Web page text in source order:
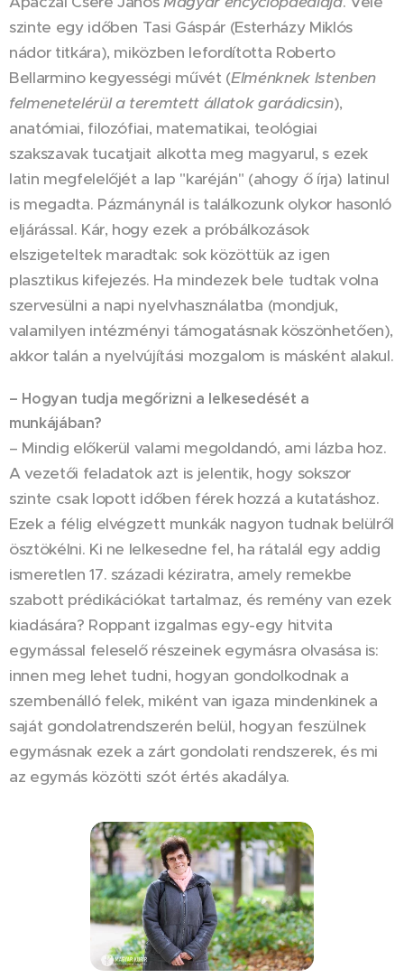
szinte egy időben Tasi Gáspár (Esterházy Miklós
nádor titkára), miközben lefordította Roberto
Bellarmino kegyességi művét (Elménknek Istenben
felmenetelérül a teremtett állatok garádicsin),
anatómiai, filozófiai, matematikai, teológiai
szakszavak tucatjait alkotta meg magyarul, s ezek
latin megfelelőjét a lap "karéján" (ahogy ő írja) latinul
is megadta. Pázmánynál is találkozunk olykor hasonló
eljárással. Kár, hogy ezek a próbálkozások
elszigeteltek maradtak: sok közöttük az igen
plasztikus kifejezés. Ha mindezek bele tudtak volna
szervesülni a napi nyelvhasználatba (mondjuk,
valamilyen intézményi támogatásnak köszönhetően),
akkor talán a nyelvújítási mozgalom is másként alakul.
– Hogyan tudja megőrizni a lelkesedését a
munkájában?
– Mindig előkerül valami megoldandó, ami lázba hoz.
A vezetői feladatok azt is jelentik, hogy sokszor
szinte csak lopott időben férek hozzá a kutatáshoz.
Ezek a félig elvégzett munkák nagyon tudnak belülről
ösztökélni. Ki ne lelkesedne fel, ha rátalál egy addig
ismeretlen 17. századi kéziratra, amely remekbe
szabott prédikációkat tartalmaz, és remény van ezek
kiadására? Roppant izgalmas egy-egy hitvita
egymással feleselő részeinek egymásra olvasása is:
innen meg lehet tudni, hogyan gondolkodnak a
szembenálló felek, miként van igaza mindenkinek a
saját gondolatrendszerén belül, hogyan feszülnek
egymásnak ezek a zárt gondolati rendszerek, és mi
az egymás közötti szót értés akadálya.